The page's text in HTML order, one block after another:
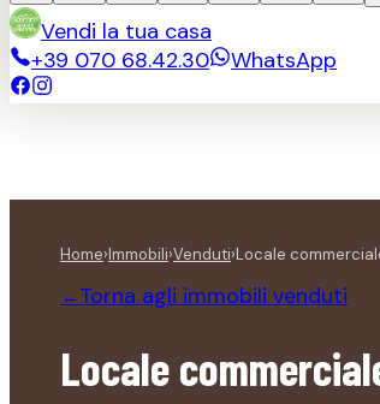
Vendi la tua casa
+39 070 68.42.30
WhatsApp
Home›Immobili›Venduti›Locale
←Torna agli immobili venduti
Locale